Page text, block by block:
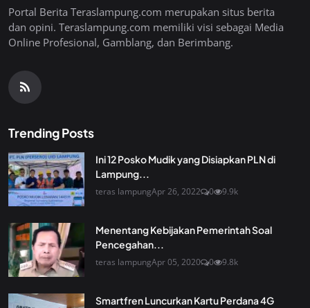
Portal Berita Teraslampung.com merupakan situs berita
dan opini. Teraslampung.com memiliki visi sebagai Media
Online Profesional, Gamblang, dan Berimbang.
Trending Posts
Ini 12 Posko Mudik yang Disiapkan PLN di
Lampung...
teras lampungApr 26, 2022 0 9.9k
Menentang Kebijakan Pemerintah Soal
Pencegahan...
teras lampungApr 05, 2020 0 9.8k
Smartfren Luncurkan Kartu Perdana 4G